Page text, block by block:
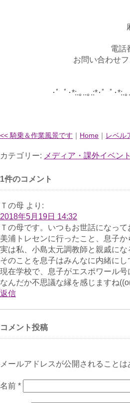
電話
お問い合わせ
･゜ﾟ･*:.｡..｡.:*･゜ﾟ･*:.
<< 騎乗＆作業風景です ｜ Home ｜ レベル
カテゴリー: メディア・課外イベント
1件のコメント
Ｔの母 より:
2018年5月19日 14:32
Ｔの母です。いつもお世話になって
美浦トレセンに行ったこと、息子か
実は私、小島太元調教師と親戚にな
そのことを息子はみんなに内緒に
現在学校で、息子がエスポワール
なんだか不思議な縁を感じますね
返信
コメント投稿
メールアドレスが公開されること
名前 *